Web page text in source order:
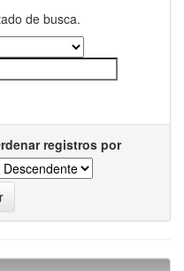
de busca.
registros por